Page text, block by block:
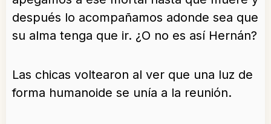
después lo acompañamos adonde sea que
su alma tenga que ir. ¿O no es así Hernán?
Las chicas voltearon al ver que una luz de
forma humanoide se unía a la reunión.